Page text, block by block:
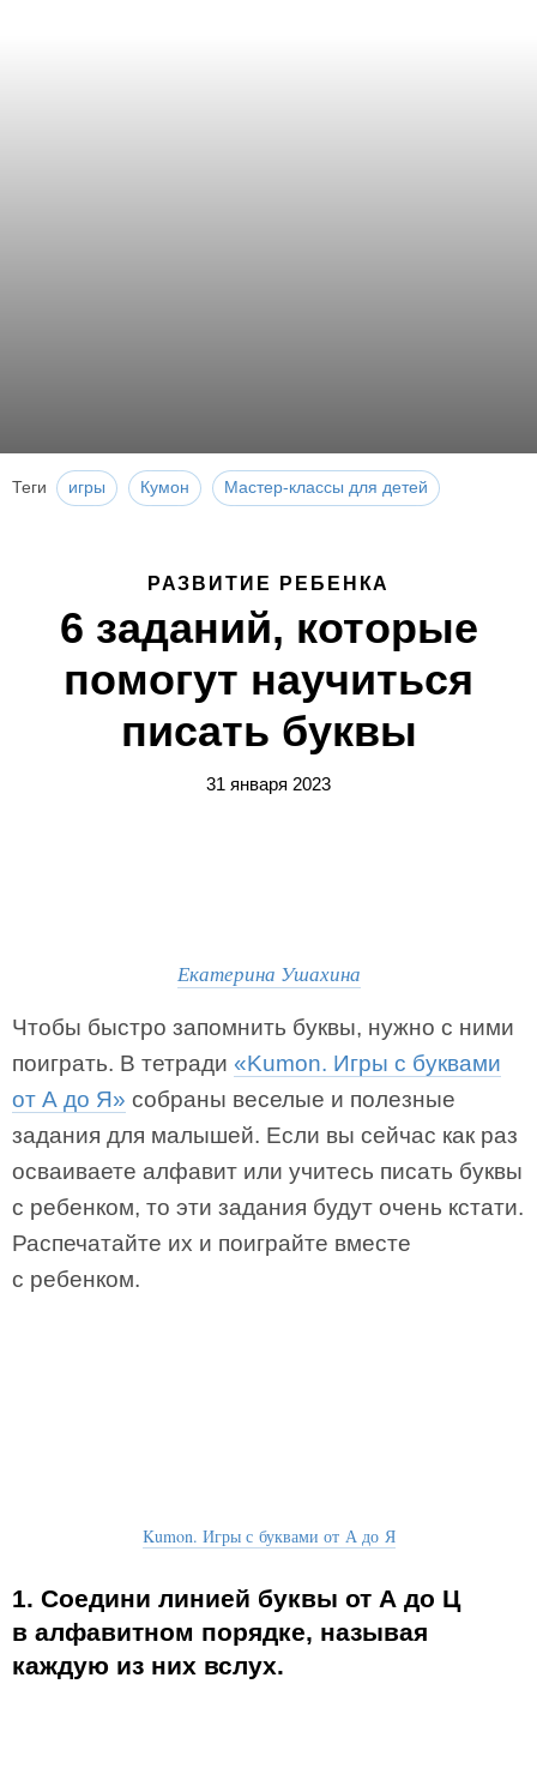
Теги игры Кумон Мастер-классы для детей
РАЗВИТИЕ РЕБЕНКА
6 заданий, которые
помогут научиться
писать буквы
31 января 2023
Екатерина Ушахина
Чтобы быстро запомнить буквы, нужно с ними
поиграть. В тетради «Kumon. Игры с буквами
от А до Я» собраны веселые и полезные
задания для малышей. Если вы сейчас как раз
осваиваете алфавит или учитесь писать буквы
с ребенком, то эти задания будут очень кстати.
Распечатайте их и поиграйте вместе
с ребенком.
Kumon. Игры с буквами от А до Я
1. Соедини линией буквы от А до Ц
в алфавитном порядке, называя
каждую из них вслух.